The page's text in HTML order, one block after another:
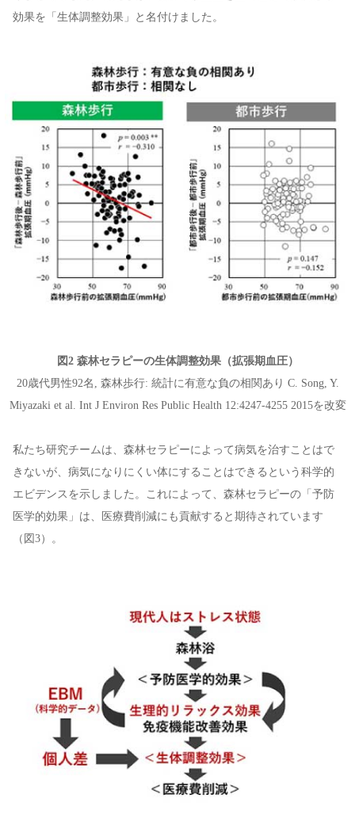
効果を「生体調整効果」と名付けました。
図2 森林セラピーの生体調整効果（拡張期血圧）
20歳代男性92名, 森林歩行: 統計に有意な負の相関あり C. Song, Y.
Miyazaki et al. Int J Environ Res Public Health 12:4247-4255 2015を改変
私たち研究チームは、森林セラピーによって病気を治すことはで
きないが、病気になりにくい体にすることはできるという科学的
エビデンスを示しました。これによって、森林セラピーの「予防
医学的効果」は、医療費削減にも貢献すると期待されています
（図3）。